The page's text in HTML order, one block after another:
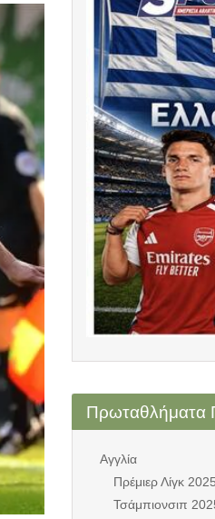
Πρωταθλήματα
Αγγλία
Πρέμιερ Λίγκ
Τσάμπιονσιπ